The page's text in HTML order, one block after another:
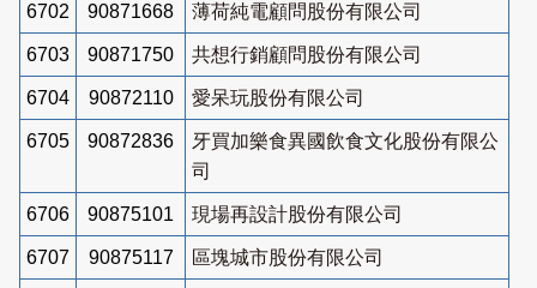
6702 90871668 薄荷純電顧問股份有限公司
6703 90871750 共想行銷顧問股份有限公司
6704 90872110 愛呆玩股份有限公司
6705 90872836
牙買加樂食異國飲食文化股份有限公
司
6706 90875101 現場再設計股份有限公司
6707 90875117 區塊城市股份有限公司